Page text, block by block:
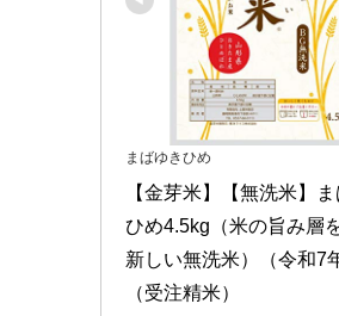
まばゆきひめ
【金芽米】【無洗米】
ひめ4.5kg（米の旨み層
新しい無洗米）（令和7
（受注精米）